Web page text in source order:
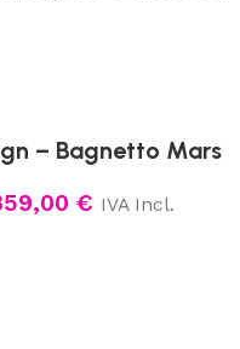
– Bagnetto Mars
€ IVA Incl.